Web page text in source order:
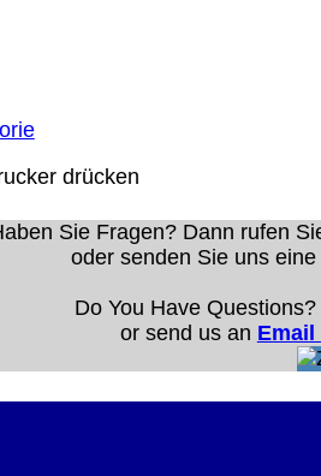
drücken
Sie Fragen? Dann rufen
oder senden Sie uns eine
Do You Have
or send us an
jeweiligen Firmen.
das Landgericht Hamburg
verantworten hat. Dieses kann
distanzieren wir uns
nicht zu eigen. Diese
(OS) bereit. Die
Kontakt Links Katalog
können.